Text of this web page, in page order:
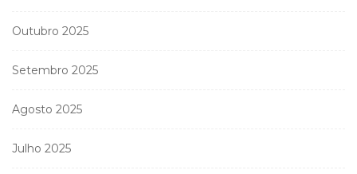
Outubro 2025
Setembro 2025
Agosto 2025
Julho 2025